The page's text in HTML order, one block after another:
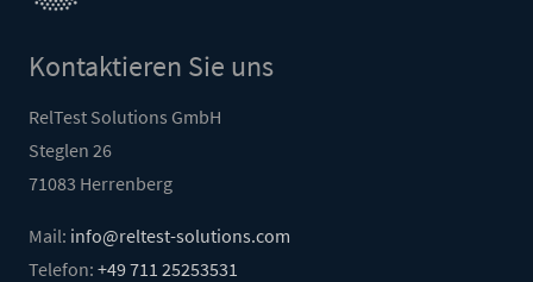
Kontaktieren Sie uns
RelTest Solutions GmbH
Steglen 26
71083 Herrenberg
Mail: info@reltest-solutions.com
Telefon: +49 711 25253531